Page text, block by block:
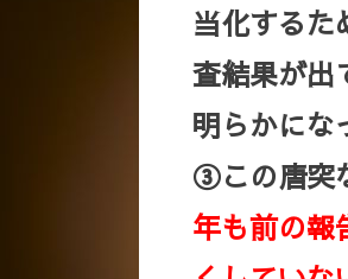
当化するた
査結果が出
明らかにな
③この唐突
年も前の報